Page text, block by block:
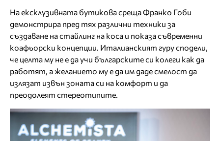
На ексклузивната бутикова среща Франко Гоби
демонстрира пред тях различни техники за
създаване на стайлинг на коса и показа съвременни
коафьорски концепции. Италианският гуру сподели,
че целта му не е да учи българските си колеги как да
работят, а желанието му е да им даде смелост да
излязат извън зоната си на комфорт и да
преодолеят стереотипите.